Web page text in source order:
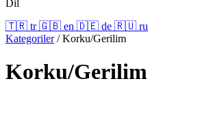
Dil
🇹🇷 tr 🇬🇧 en 🇩🇪 de 🇷🇺 ru
Kategoriler / Korku/Gerilim
Korku/Gerilim